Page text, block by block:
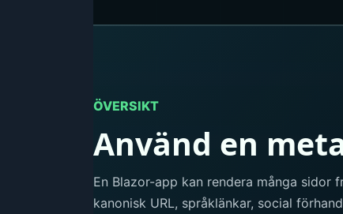
ÖVERSIKT
Använd en
En Blazor-app kan rendera många sidor
kanonisk URL, språklänkar, social